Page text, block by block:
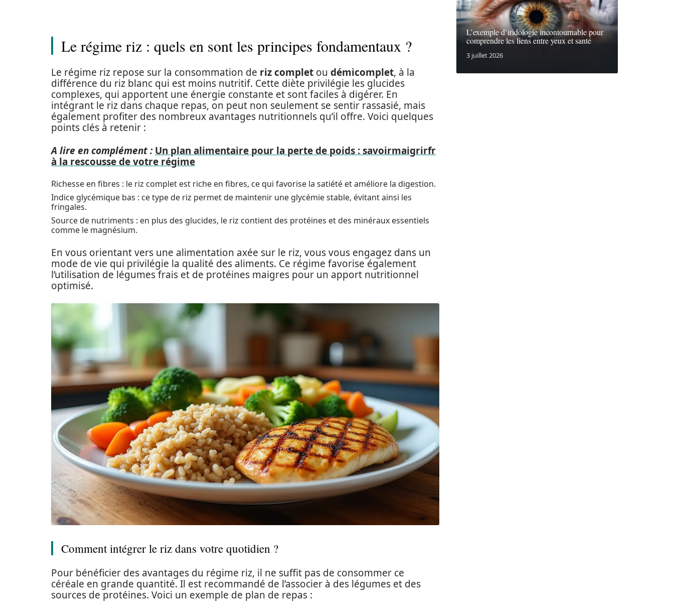
Le régime riz : quels en sont les principes fondamentaux ?
Le régime riz repose sur la consommation de riz complet ou démicomplet, à la
différence du riz blanc qui est moins nutritif. Cette diète privilégie les glucides
complexes, qui apportent une énergie constante et sont faciles à digérer. En
intégrant le riz dans chaque repas, on peut non seulement se sentir rassasié, mais
également profiter des nombreux avantages nutritionnels qu’il offre. Voici quelques
points clés à retenir :
A lire en complément : Un plan alimentaire pour la perte de poids : savoirmaigrirfr
à la rescousse de votre régime
Richesse en fibres : le riz complet est riche en fibres, ce qui favorise la satiété et améliore la digestion.
Indice glycémique bas : ce type de riz permet de maintenir une glycémie stable, évitant ainsi les
fringales.
Source de nutriments : en plus des glucides, le riz contient des protéines et des minéraux essentiels
comme le magnésium.
En vous orientant vers une alimentation axée sur le riz, vous vous engagez dans un
mode de vie qui privilégie la qualité des aliments. Ce régime favorise également
l’utilisation de légumes frais et de protéines maigres pour un apport nutritionnel
optimisé.
Comment intégrer le riz dans votre quotidien ?
Pour bénéficier des avantages du régime riz, il ne suffit pas de consommer ce
céréale en grande quantité. Il est recommandé de l’associer à des légumes et des
sources de protéines. Voici un exemple de plan de repas :
L’exemple d’iridologie incontournable pour
comprendre les liens entre yeux et santé
3 juillet 2026